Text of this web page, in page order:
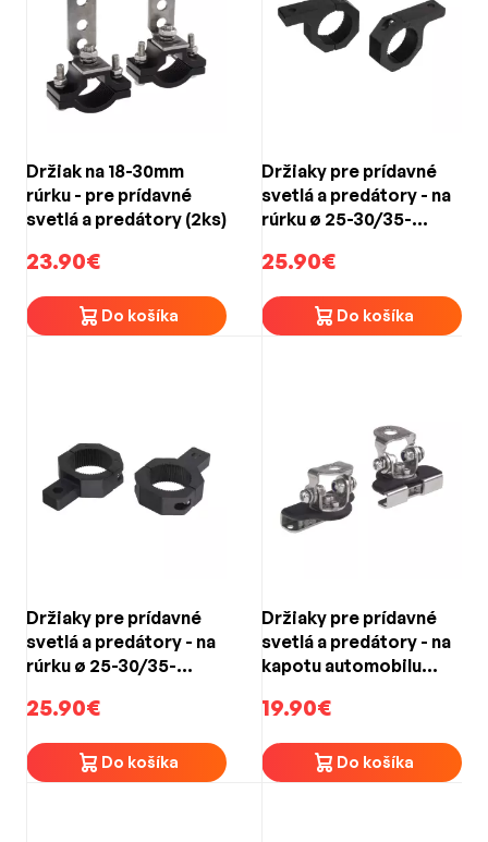
Držiak na 18-30mm
rúrku - pre prídavné
svetlá a predátory (2ks)
23.90€
Do košíka
Držiaky pre prídavné
svetlá a predátory - na
rúrku ø 25-30/35-
25.90€
Do košíka
Držiaky pre prídavné
svetlá a predátory - na
rúrku ø 25-30/35-
25.90€
Do košíka
Držiaky pre prídavné
svetlá a predátory - na
kapotu automobilu
19.90€
Do košíka